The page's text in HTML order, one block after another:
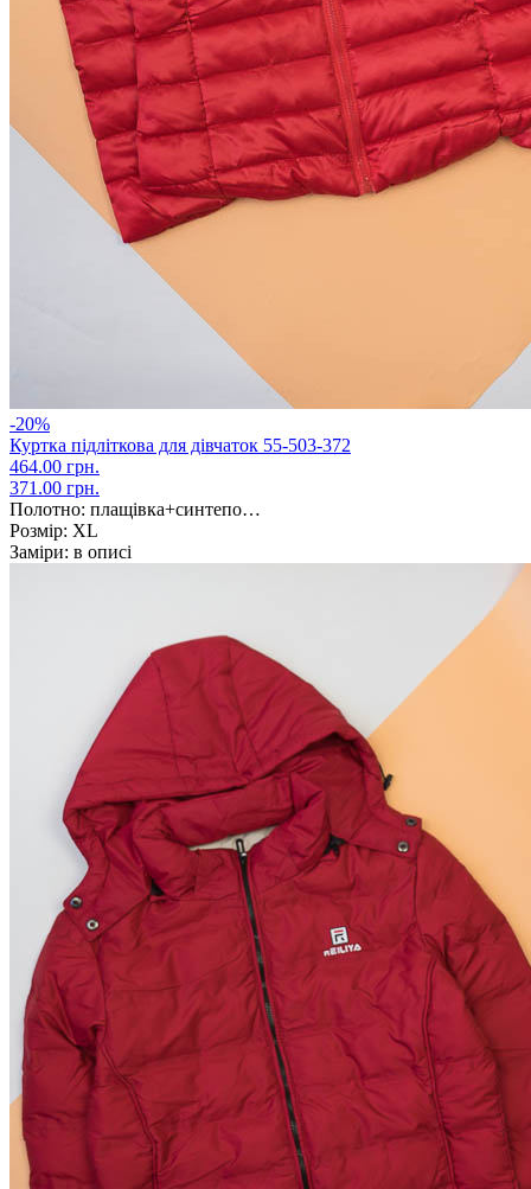
-20%
Куртка підліткова для дівчаток 55-503-372
464.00 грн.
371.00 грн.
Полотно: плащівка+синтепо…
Розмір: XL
Заміри: в описі